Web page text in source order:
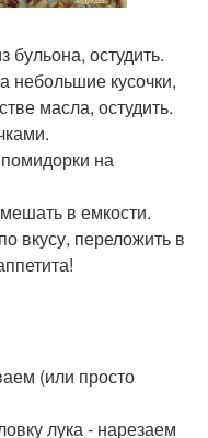
бульона, остудить.
небольшие кусочки,
масла, остудить.
на
в емкости.
вкусу, переложить в
(или просто
лука - нарезаем